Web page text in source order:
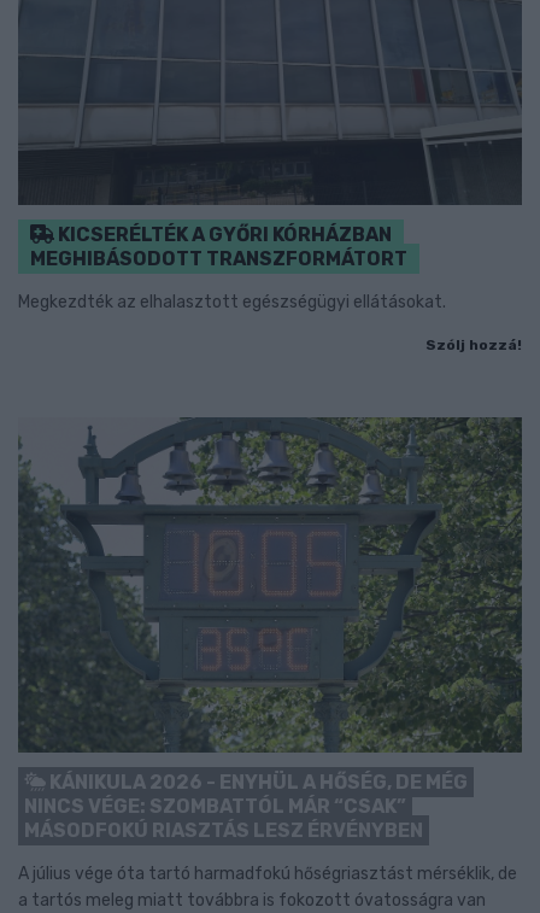
KICSERÉLTÉK A GYŐRI KÓRHÁZBAN
MEGHIBÁSODOTT TRANSZFORMÁTORT
Megkezdték az elhalasztott egészségügyi ellátásokat.
Szólj hozzá!
KÁNIKULA 2026 - ENYHÜL A HŐSÉG, DE MÉG
NINCS VÉGE: SZOMBATTÓL MÁR “CSAK”
MÁSODFOKÚ RIASZTÁS LESZ ÉRVÉNYBEN
A július vége óta tartó harmadfokú hőségriasztást mérséklik, de
a tartós meleg miatt továbbra is fokozott óvatosságra van